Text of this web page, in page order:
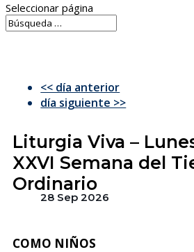
Seleccionar página
<< día anterior
día siguiente >>
Liturgia Viva –
XXVI Semana del
Ordinario
28 Sep 2026
COMO NIÑOS